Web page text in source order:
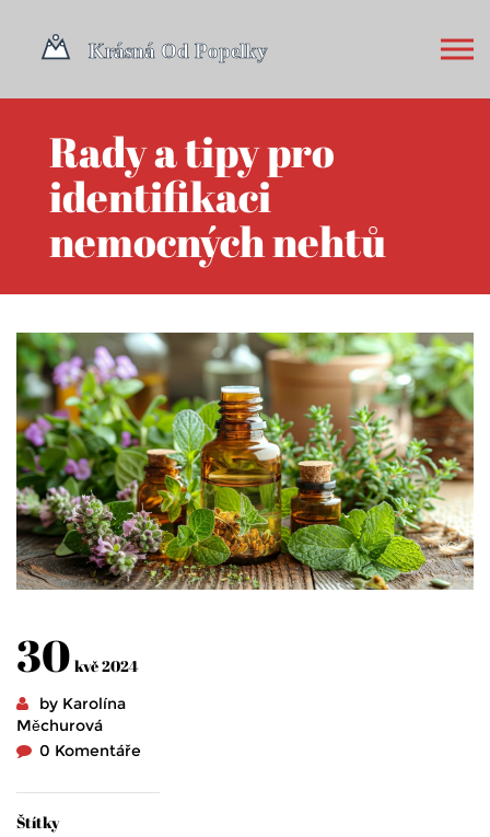
Rady a tipy pro
identifikaci
nemocných nehtů
30 kvě 2024
by Karolína
Měchurová
0 Komentáře
Štítky